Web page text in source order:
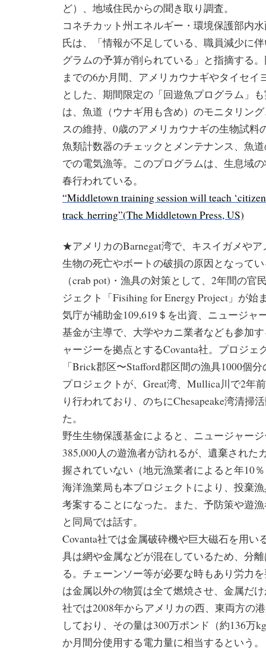
ど）、地域住民からの聞き取り調査。
コネチカット州エネルギー・環境保護部内
氏は、「情報が不足している、職員減少に
グラムの予算が削られている」と指摘する
までの6か月間、アメリカウナギやタイセイ
とした、期間限定の「回遊魚プログラム」
は、魚道（ウナギ用も含め）のモニタリン
スの維持、0歳のアメリカウナギの生物試料
魚類計数器のチェックとメンテナンス、魚
での電気漁等。このプログラムは、生息域
春行われている。
“Middletown training session will teach
track herring”(The Middletown Press, US)
★アメリカのBarnegat湾で、キスイガメや
生物の死亡やボートの破損の原因となって
（crab pot)・漁具の対策として、2年間の官
ジェクト「Fisihing for Energy Project」が始
気庁が補助金109,619＄を出資、ニュージャ
基金が主導で、大学やカニ業者なども参加
ャージーを拠点とするCovanta社。プロジェ
「Brick郡区〜Stafford郡区間の漁具1000個
プロジェクトが、Great湾、Mullica川で2年
り行われており、のちにChesapeake湾清掃
た。
野生生物保護基金によると、ニュージャー
385,000人の遊漁者が訪れるが、遺棄された
握されていない（地元漁業者によると年10
海洋漁業局も本プロジェクトにより、投棄
考案することになった。また、予防策や遊
と同局では話す。
Covanta社では金属破砕機や巨大磁石を用い
具は網や金属などが混在しているため、分
る。チェーンソー等が必要な時もあり労力
は金属以外の物質は全て燃焼させ、金属だ
社では2008年からアメリカの西、東両方の
しており、その量は300万ポンド（約136万
か月間分使用する電力量に相当するという。